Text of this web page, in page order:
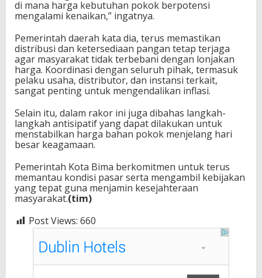
di mana harga kebutuhan pokok berpotensi
mengalami kenaikan,” ingatnya.
Pemerintah daerah kata dia, terus memastikan
distribusi dan ketersediaan pangan tetap terjaga
agar masyarakat tidak terbebani dengan lonjakan
harga. Koordinasi dengan seluruh pihak, termasuk
pelaku usaha, distributor, dan instansi terkait,
sangat penting untuk mengendalikan inflasi.
Selain itu, dalam rakor ini juga dibahas langkah-
langkah antisipatif yang dapat dilakukan untuk
menstabilkan harga bahan pokok menjelang hari
besar keagamaan.
Pemerintah Kota Bima berkomitmen untuk terus
memantau kondisi pasar serta mengambil kebijakan
yang tepat guna menjamin kesejahteraan
masyarakat.(tim)
Post Views: 660